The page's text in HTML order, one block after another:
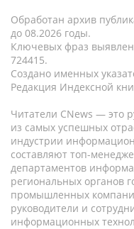
Обработан архив
до 08.2026 годы.
Ключевых фраз
724415.
Создано именных
Редакция Индексной
Читатели CNews — это
из самых успешных
индустрии
составляют топ-
департаментов
региональных органов
промышленных
руководители и
информационных